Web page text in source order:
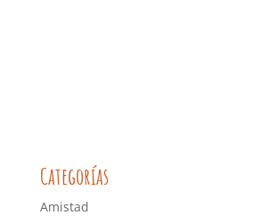
Categorías
Amistad